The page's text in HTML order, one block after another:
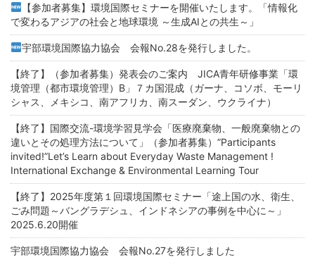
【参加者募集】環境国際セミナーを開催いたします。「情報化
で変わるアジアの社会と地球環境 ～生成AIとの共生～」
宇部環境国際協力協会 会報No.28を発行しました。
【終了】（参加者募集）発表会のご案内 JICA青年研修事業「環
境管理（都市環境管理）B」７カ国混成（ガーナ、コソボ、モーリ
シャス、メキシコ、南アフリカ、南スーダン、ウクライナ）
【終了】国際交流-環境学習見学会「医療廃棄物、一般廃棄物との
違いとその処理方法について」（参加者募集）”Participants
invited!”Let’s Learn about Everyday Waste Management !
International Exchange & Environmental Learning Tour
【終了】2025年度第１回環境国際セミナー「途上国の水、衛生、
ごみ問題～バングラデシュ、インドネシアの事例を中心に～」
2025.6.20開催
宇部環境国際協力協会 会報No.27を発行しました